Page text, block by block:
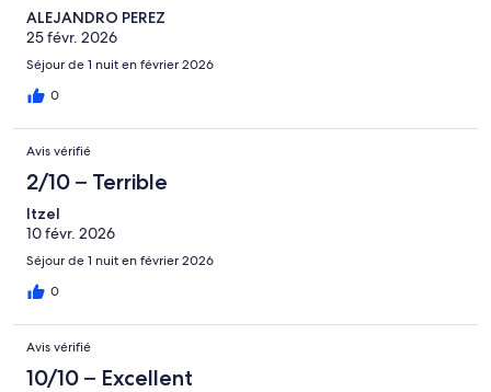
ALEJANDRO PEREZ
25 févr. 2026
Séjour de 1 nuit en février 2026
0
Avis vérifié
2/10 – Terrible
Itzel
10 févr. 2026
Séjour de 1 nuit en février 2026
0
Avis vérifié
10/10 – Excellent